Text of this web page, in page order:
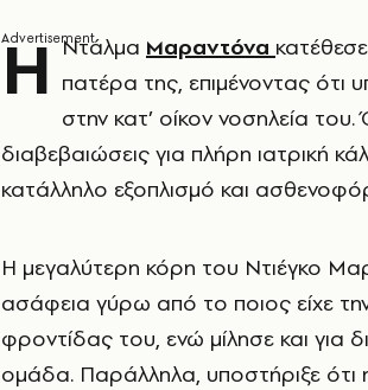
Η Ντάλμα Μαραντόνα
πατέρα της, επιμένοντας ότι
στην κατ’ οίκον νοσηλεία του.
διαβεβαιώσεις για πλήρη ιατρική
κατάλληλο εξοπλισμό και
Η μεγαλύτερη κόρη του Ντιέγκο
ασάφεια γύρω από το ποιος είχε
φροντίδας του, ενώ μίλησε και για
ομάδα. Παράλληλα, υποστήριξε ότι